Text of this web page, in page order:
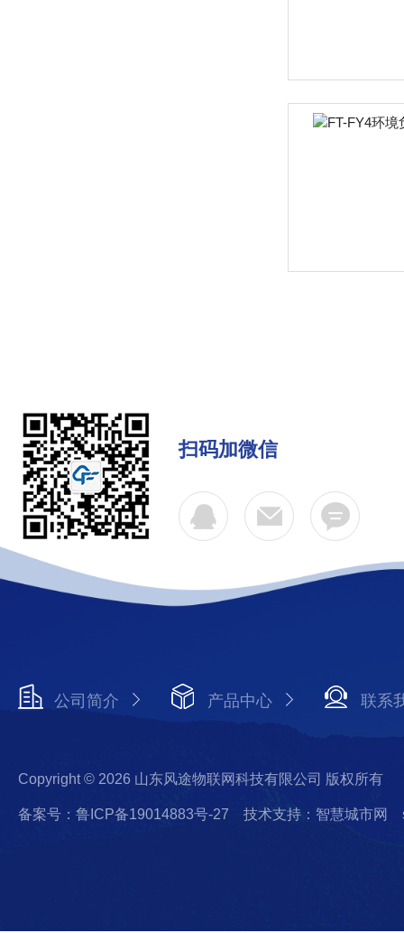
扫码加微信
公司简介 产品中心 联系
Copyright © 2026 山东风途物联网科技有限公司 版权所有
备案号：鲁ICP备19014883号-27 技术支持：智慧城市网